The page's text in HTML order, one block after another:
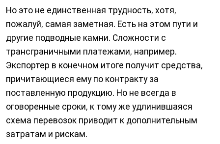
Но это не единственная трудность, хотя,
пожалуй, самая заметная. Есть на этом пути и
другие подводные камни. Сложности с
трансграничными платежами, например.
Экспортер в конечном итоге получит средства,
причитающиеся ему по контракту за
поставленную продукцию. Но не всегда в
оговоренные сроки, к тому же удлинившаяся
схема перевозок приводит к дополнительным
затратам и рискам.